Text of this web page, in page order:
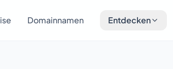
Domainnamen Entdecken